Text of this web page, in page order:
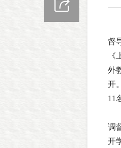
督
外
开
11
调
开